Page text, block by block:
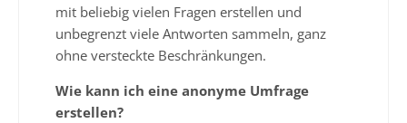
mit beliebig vielen Fragen erstellen und
unbegrenzt viele Antworten sammeln, ganz
ohne versteckte Beschränkungen.
Wie kann ich eine anonyme Umfrage
erstellen?